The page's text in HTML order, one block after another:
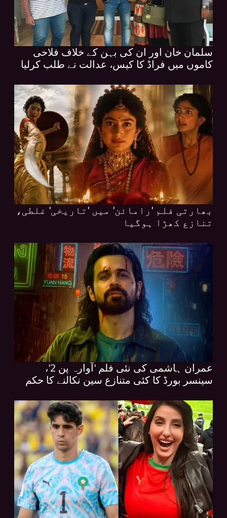
سلمان خان اور ان کی بہن کے خلاف فلاحی
کاموں میں فراڈ کا کیس، عدالت نے طلب کرلیا
بھارتی فلم 'رامائن' میں 'تاریخی' غلطی،
تنازع کھڑا ہوگیا
عمران ہاشمی کی نئی فلم 'آوارہ پن 2'،
سینسر بورڈ کا کئی متنازع سین نکالنے کا حکم